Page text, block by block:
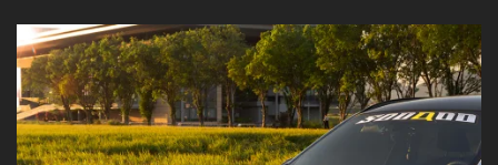
Марка
BMW
Модель